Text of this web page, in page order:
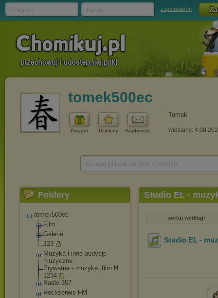
zapomniałem
tomek500ec
Prezent Ulubiony Wiadomość
Tomek
widziany:
Foldery
tomek500ec
Film
Galeria
J23
Muzyka i inne audycje
muzyczne
Prywatne - muzyka, film H
1234
Radio 357
Rockserwis FM
Studio EL -
sortuj według:
Studio EL -